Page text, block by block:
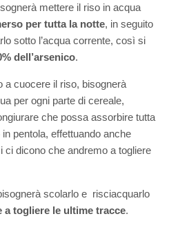
mettere il riso in acqua
per tutta la notte, in seguito
sotto l’acqua corrente, così si
dell’arsenico.
a cuocere il riso, bisognerà
per ogni parte di cereale,
che possa assorbire tutta
pentola, effettuando anche
ci dicono che andremo a togliere
scolarlo e risciacquarlo
a togliere le ultime tracce.